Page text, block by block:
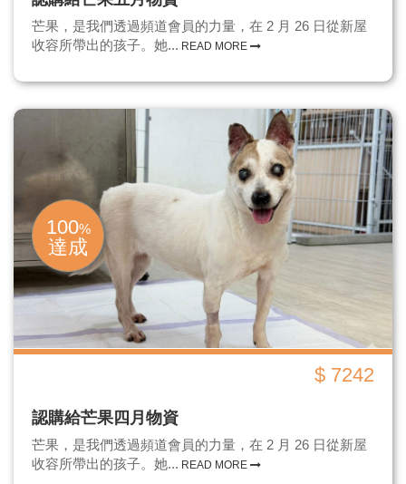
芒果，是我們透過頻道會員的力量，在 2 月 26 日從新屋
收容所帶出的孩子。她... READ MORE
100%
達成
$ 7242
認購給芒果四月物資
芒果，是我們透過頻道會員的力量，在 2 月 26 日從新屋
收容所帶出的孩子。她... READ MORE